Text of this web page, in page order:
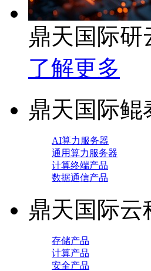
鼎天国际研
了解更多
鼎天国际鲲
AI算力服务器
通用算力服务器
计算终端产品
数据通信产品
鼎天国际云
存储产品
计算产品
安全产品